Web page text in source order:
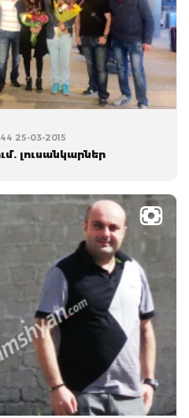
25-03-2015
լուսանկարներ